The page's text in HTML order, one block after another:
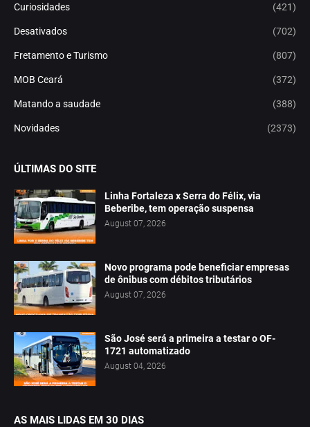
Curiosidades (421)
Desativados (702)
Fretamento e Turismo (807)
MOB Ceará (372)
Matando a saudade (388)
Novidades (2373)
ÚLTIMAS DO SITE
Linha Fortaleza x Serra do Félix, via
Beberibe, tem operação suspensa
August 07, 2026
Novo programa pode beneficiar empresas
de ônibus com débitos tributários
August 07, 2026
São José será a primeira a testar o OF-
1721 automatizado
August 04, 2026
AS MAIS LIDAS EM 30 DIAS